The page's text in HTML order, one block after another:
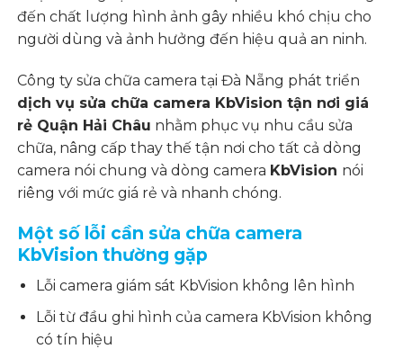
đến chất lượng hình ảnh gây nhiều khó chịu cho
người dùng và ảnh hưởng đến hiệu quả an ninh.
Công ty sửa chữa camera tại Đà Nẵng phát triển
dịch vụ sửa chữa camera KbVision tận nơi giá
rẻ Quận Hải Châu nhằm phục vụ nhu cầu sửa
chữa, nâng cấp thay thế tận nơi cho tất cả dòng
camera nói chung và dòng camera KbVision nói
riêng với mức giá rẻ và nhanh chóng.
Một số lỗi cần sửa chữa camera
KbVisionthường gặp
Lỗi camera giám sát KbVision không lên hình
Lỗi từ đầu ghi hình của camera KbVision không
có tín hiệu